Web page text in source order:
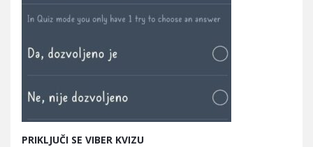
PRIKLJUČI SE VIBER KVIZU